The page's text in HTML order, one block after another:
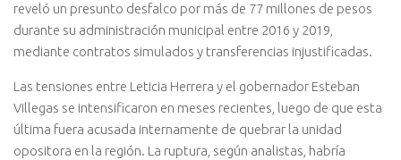
reveló un presunto desfalco por más de 77 millones de pesos
durante su administración municipal entre 2016 y 2019,
mediante contratos simulados y transferencias injustificadas.
Las tensiones entre Leticia Herrera y el gobernador Esteban
Villegas se intensificaron en meses recientes, luego de que esta
última fuera acusada internamente de quebrar la unidad
opositora en la región. La ruptura, según analistas, habría